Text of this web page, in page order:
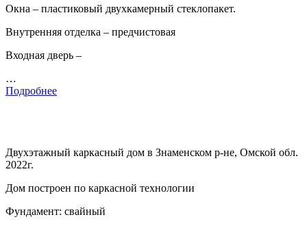
Окна – пластиковый двухкамерный стеклопакет.
Внутренняя отделка – предчистовая
Входная дверь –
…
Подробнее
Двухэтажный каркасный дом в Знаменском р-не, Омской обл.
2022г.
Дом построен по каркасной технологии
Фундамент: свайный